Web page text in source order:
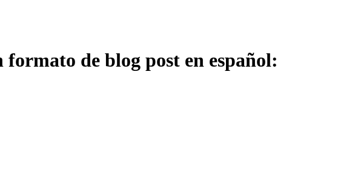
formato de blog post en español: